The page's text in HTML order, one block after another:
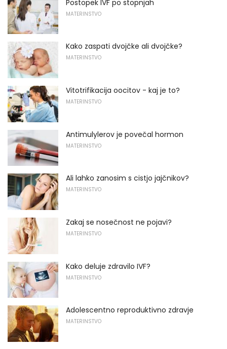
Postopek IVF po stopnjah
MATERINSTVO
Kako zaspati dvojčke ali dvojčke?
MATERINSTVO
Vitotrifikacija oocitov - kaj je to?
MATERINSTVO
Antimulylerov je povečal hormon
MATERINSTVO
Ali lahko zanosim s cistjo jajčnikov?
MATERINSTVO
Zakaj se nosečnost ne pojavi?
MATERINSTVO
Kako deluje zdravilo IVF?
MATERINSTVO
Adolescentno reproduktivno zdravje
MATERINSTVO